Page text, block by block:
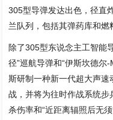
305型导弹发达出色，径直
兰队列，包括其弹药库和燃
除了305型东说念主工智能
径”巡航导弹和“伊斯坎德尔
斯研制一种新一代超大声
战，并将为往时作战系统
杀伤率和“近距离辐照后无